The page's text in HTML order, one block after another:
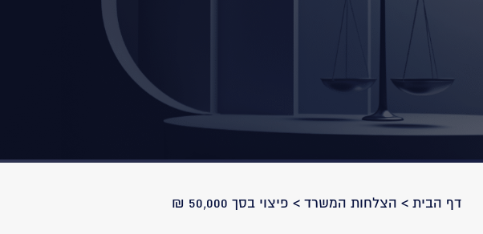
דף הבית> הצלחות המשרד> פיצוי בסך 50,000 ₪